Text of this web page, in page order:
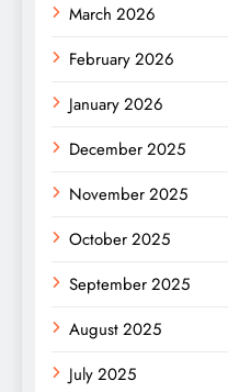
March 2026
February 2026
January 2026
December 2025
November 2025
October 2025
September 2025
August 2025
July 2025